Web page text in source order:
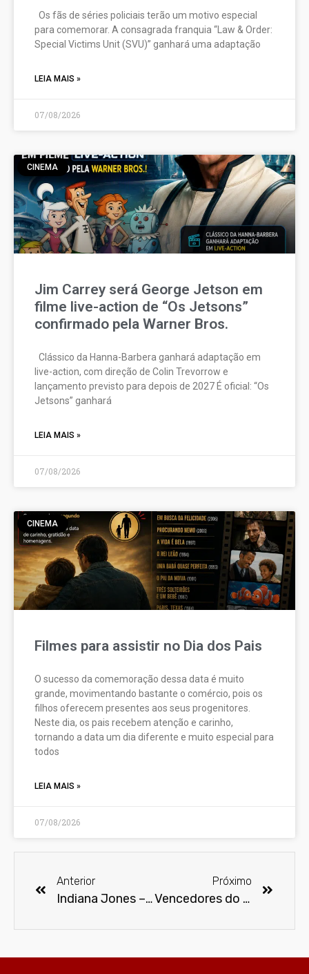
Os fãs de séries policiais terão um motivo especial
para comemorar. A consagrada franquia “Law & Order:
Special Victims Unit (SVU)” ganhará uma adaptação
LEIA MAIS »
07/08/2026
CINEMA
Jim Carrey será George Jetson em
filme live-action de “Os Jetsons”
confirmado pela Warner Bros.
Clássico da Hanna-Barbera ganhará adaptação em
live-action, com direção de Colin Trevorrow e
lançamento previsto para depois de 2027 É oficial: “Os
Jetsons” ganhará
LEIA MAIS »
07/08/2026
CINEMA
Filmes para assistir no Dia dos Pais
O sucesso da comemoração dessa data é muito
grande, movimentando bastante o comércio, pois os
filhos oferecem presentes aos seus progenitores.
Neste dia, os pais recebem atenção e carinho,
tornando a data um dia diferente e muito especial para
todos
LEIA MAIS »
07/08/2026
Anterior
Indiana Jones – 40 anos de aventuras
Próximo
Vencedores do Globo de Ouro 2021